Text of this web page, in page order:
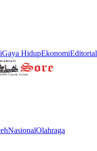
Gaya HidupEkonomiEditorial
NasionalOlahraga